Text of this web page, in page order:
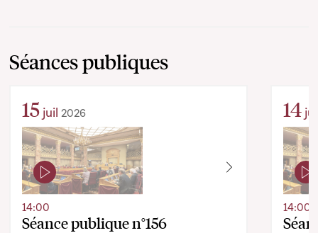
Séances publiques
15 juil 2026
Séance publique n°156
14:00
14
14:00